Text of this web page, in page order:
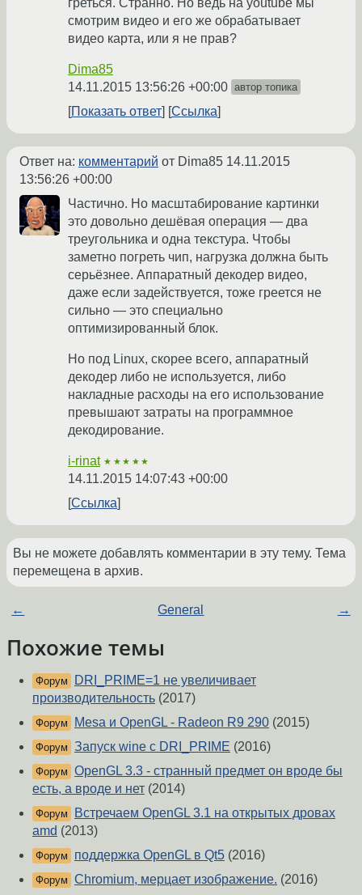
греться. Странно. Но ведь на youtube мы
смотрим видео и его же обрабатывает
видео карта, или я не прав?
Dima85
14.11.2015 13:56:26 +00:00 автор топика
Показать ответ Ссылка
Ответ на: комментарий от Dima85 14.11.2015
13:56:26 +00:00
Частично. Но масштабирование картинки
это довольно дешёвая операция — два
треугольника и одна текстура. Чтобы
заметно погреть чип, нагрузка должна быть
серьёзнее. Аппаратный декодер видео,
даже если задействуется, тоже греется не
сильно — это специально
оптимизированный блок.
Но под Linux, скорее всего, аппаратный
декодер либо не используется, либо
накладные расходы на его использование
превышают затраты на программное
декодирование.
i-rinat ★★★★★
14.11.2015 14:07:43 +00:00
Ссылка
Вы не можете добавлять комментарии в эту тему. Тема
перемещена в архив.
← General →
Похожие темы
Форум
DRI_PRIME=1 не увеличивает
производительность (2017)
Форум Mesa и OpenGL - Radeon R9 290 (2015)
Форум Запуск wine с DRI_PRIME (2016)
Форум OpenGL 3.3 - странный предмет он вроде бы
есть, а вроде и нет (2014)
Форум
Встречаем OpenGL 3.1 на открытых дровах
amd (2013)
Форум поддержка OpenGL в Qt5 (2016)
Форум Chromium, мерцает изображение. (2016)